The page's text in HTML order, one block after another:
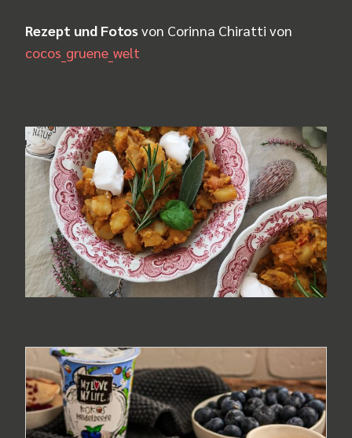
Rezept und Fotosvon Corinna Chiratti von
cocos_gruene_welt